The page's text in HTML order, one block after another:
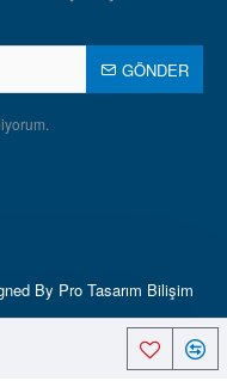
GÖNDER
By Pro Tasarım Bilişim